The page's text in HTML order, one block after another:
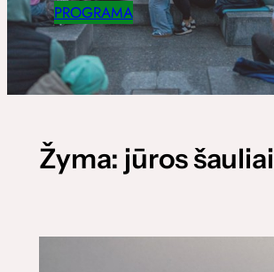
PROGRAMA
Žyma: jūros šauliai